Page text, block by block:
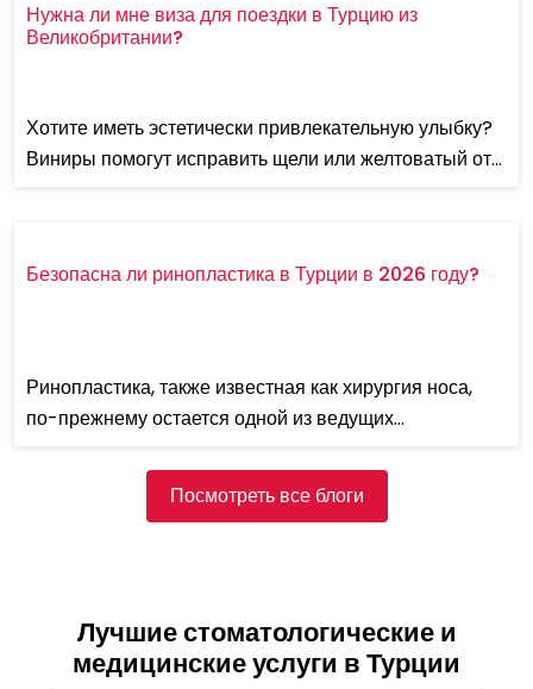
Нужна ли мне виза для поездки в Турцию из
Великобритании?
Хотите иметь эстетически привлекательную улыбку?
Виниры помогут исправить щели или желтоватый от...
Безопасна ли ринопластика в Турции в 2026 году?
Ринопластика, также известная как хирургия носа,
по-прежнему остается одной из ведущих
Посмотреть все блоги
Лучшие стоматологические и
медицинские услуги в Турции